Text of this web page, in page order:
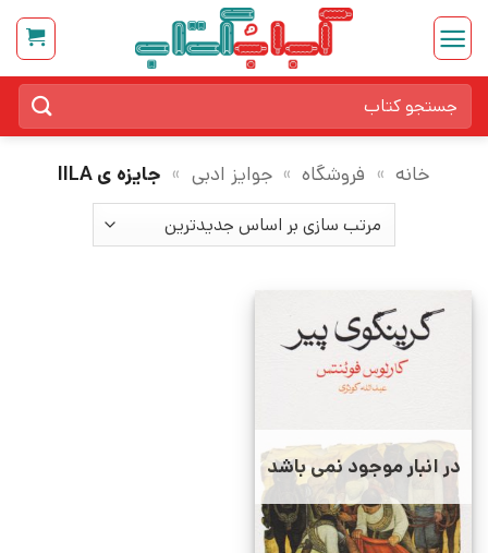
Skip
content
برای:
خانه » فروشگاه » جوایز ادبی » جایزه ی IILA
در انبار موجود نمی باشد